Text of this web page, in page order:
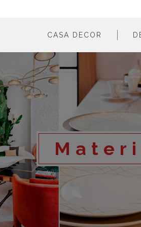
CASA DECOR
en cifras
cómo participar
en los medios